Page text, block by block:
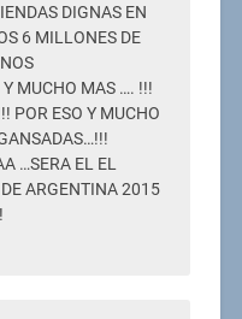
DIGNAS EN
6 MILLONES DE
Y MUCHO MAS …. !!!
POR ESO Y MUCHO
…SERA EL EL
ARGENTINA 2015